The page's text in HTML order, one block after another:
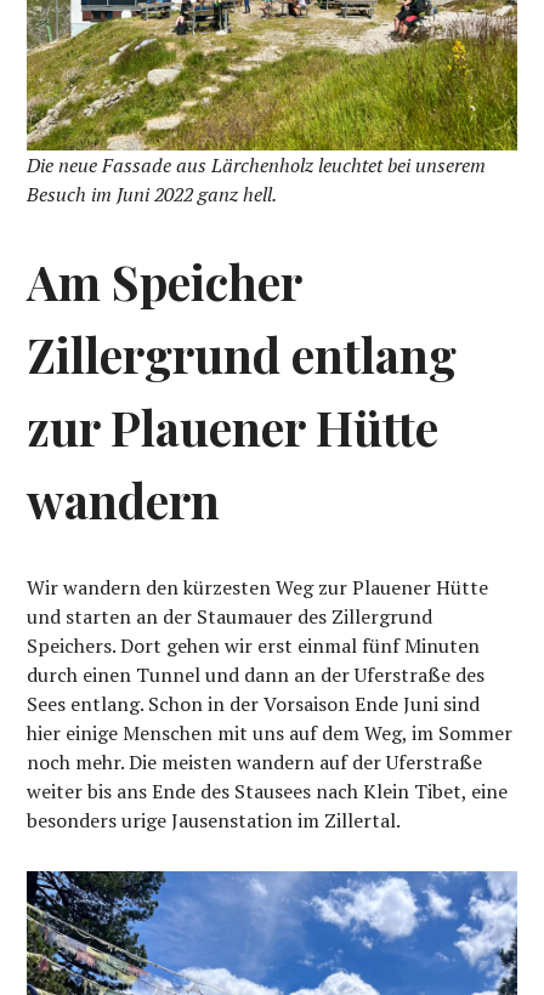
Die neue Fassade aus Lärchenholz leuchtet bei unserem
Besuch im Juni 2022 ganz hell.
Am Speicher
Zillergrund entlang
zur Plauener Hütte
wandern
Wir wandern den kürzesten Weg zur Plauener Hütte
und starten an der Staumauer des Zillergrund
Speichers. Dort gehen wir erst einmal fünf Minuten
durch einen Tunnel und dann an der Uferstraße des
Sees entlang. Schon in der Vorsaison Ende Juni sind
hier einige Menschen mit uns auf dem Weg, im Sommer
noch mehr. Die meisten wandern auf der Uferstraße
weiter bis ans Ende des Stausees nach Klein Tibet, eine
besonders urige Jausenstation im Zillertal.